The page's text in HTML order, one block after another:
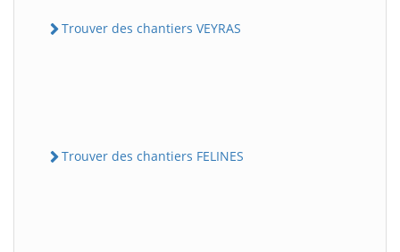
Trouver des chantiers VEYRAS
Trouver des chantiers FELINES